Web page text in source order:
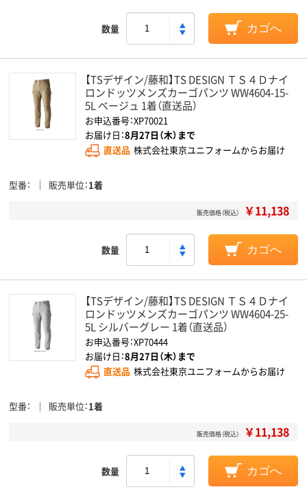
数量 カゴへ
【TSデザイン/藤和】TS DESIGN ＴＳ４Ｄナイ
ロンドッツメンズカーゴパンツ WW4604-15-
5L ベージュ 1着（直送品）
お申込番号：XP70021
お届け日：8月27日（木）まで
直送品 株式会社東京ユニフォームからお届け
型番 販売単位 1着
販売価格（税込） ￥11,138
数量 カゴへ
【TSデザイン/藤和】TS DESIGN ＴＳ４Ｄナイ
ロンドッツメンズカーゴパンツ WW4604-25-
5L シルバーグレー 1着（直送品）
お申込番号：XP70444
お届け日：8月27日（木）まで
直送品 株式会社東京ユニフォームからお届け
型番 販売単位 1着
販売価格（税込） ￥11,138
数量 カゴへ